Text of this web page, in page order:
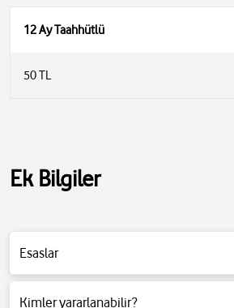
12 Ay Taahhütlü
50 TL
Ek Bilgiler
Esaslar
Detaylı bilgi içintıklayınız.
Kimler yararlanabilir?